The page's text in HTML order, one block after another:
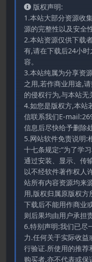
版权声明:
1.本站大部分资源收
源的完整性以及安全
2.本站资源仅供下载
有,请在下载后24小
容。
3.本站纯属为分享资
之用,若作商业用途,
的侵权行为,与本站无
4.如您是版权方,本站
信联系我们E-
信息后尽快给予删除
5.网站软件免责说明:
十七条规定:“为了学
通过安装、显示、传
以不经软件著作权人
站所有内容资源均来
用,版权归属原版权方
下载后不能用作商业
则后果均由用户承担
6.特别声明:我们已尽
力.任何关于实际收
行验证.所使用的推荐
购买者,亦不代表或